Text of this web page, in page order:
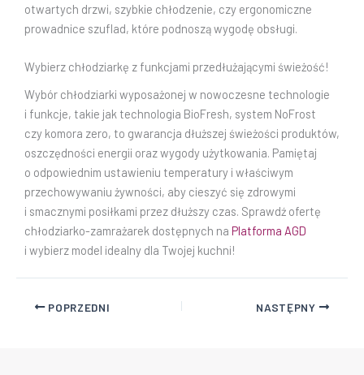
otwartych drzwi, szybkie chłodzenie, czy ergonomiczne
prowadnice szuflad, które podnoszą wygodę obsługi.
Wybierz chłodziarkę z funkcjami przedłużającymi świeżość!
Wybór chłodziarki wyposażonej w nowoczesne technologie
i funkcje, takie jak technologia BioFresh, system NoFrost
czy komora zero, to gwarancja dłuższej świeżości produktów,
oszczędności energii oraz wygody użytkowania. Pamiętaj
o odpowiednim ustawieniu temperatury i właściwym
przechowywaniu żywności, aby cieszyć się zdrowymi
i smacznymi posiłkami przez dłuższy czas. Sprawdź ofertę
chłodziarko-zamrażarek dostępnych na Platforma AGD
i wybierz model idealny dla Twojej kuchni!
POPRZEDNI NASTĘPNY